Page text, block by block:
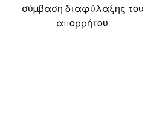
σύμβαση διαφύλαξης του
απορρήτου.